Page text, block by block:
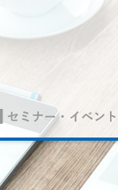
ー・イベント
製品認証審査